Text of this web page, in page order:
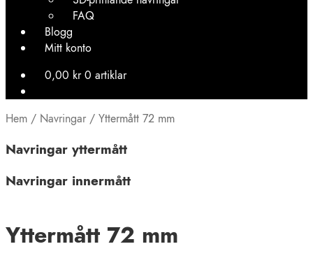
FAQ
Blogg
Mitt konto
0,00 kr 0 artiklar
Hem / Navringar/ Yttermått 72 mm
Yttermått 72 mm
Navringar yttermått
Navringar innermått